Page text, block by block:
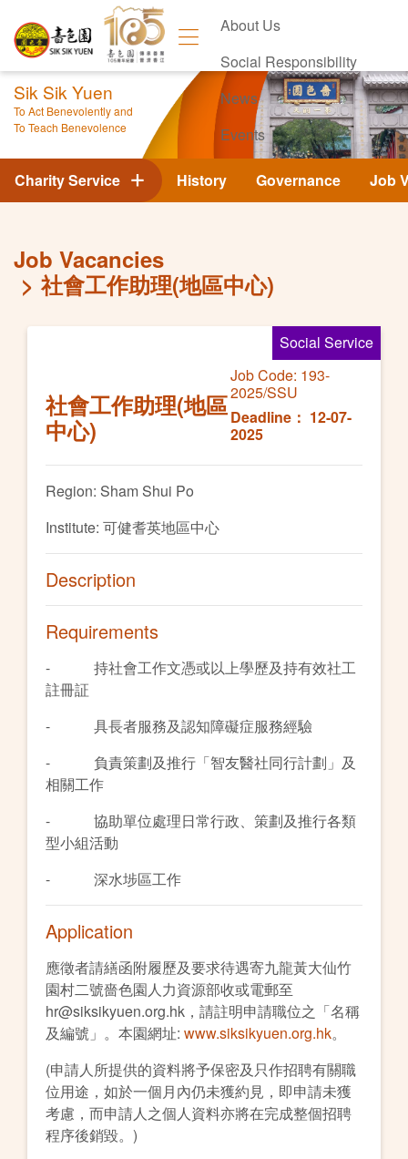
About Us
Social Responsibility
News
Events
Contact Us
Sik Sik Yuen
To Act Benevolently and
To Teach Benevolence
History Governance Job
Charity Service
Job Vacancies
社會工作助理(地區中心)
Social Service
社會工作助理(地區
中心)
Job Code: 193-
2025/SSU
Deadline： 12-07-
2025
Region: Sham Shui Po
Institute: 可健耆英地區中心
Description
Requirements
- 持社會工作文憑或以上學歷及持有效社工
註冊証
- 具長者服務及認知障礙症服務經驗
- 負責策劃及推行「智友醫社同行計劃」及
相關工作
- 協助單位處理日常行政、策劃及推行各類
型小組活動
- 深水埗區工作
Application
應徵者請繕函附履歷及要求待遇寄九龍黃大仙竹
園村二號嗇色園人力資源部收或電郵至
hr@siksikyuen.org.hk，請註明申請職位之「名稱
及編號」。本園網址: www.siksikyuen.org.hk。
(申請人所提供的資料將予保密及只作招聘有關職
位用途，如於一個月內仍未獲約見，即申請未獲
考慮，而申請人之個人資料亦將在完成整個招聘
程序後銷毀。)